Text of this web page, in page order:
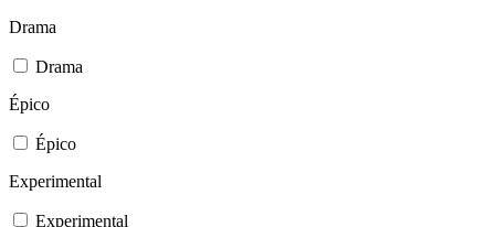
Drama
Drama
Épico
Épico
Experimental
Experimental